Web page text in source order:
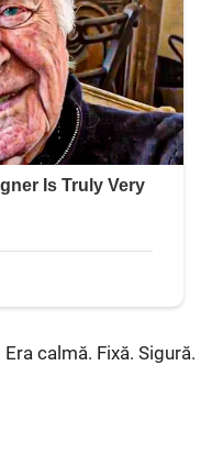
calmă. Fixă. Sigură.